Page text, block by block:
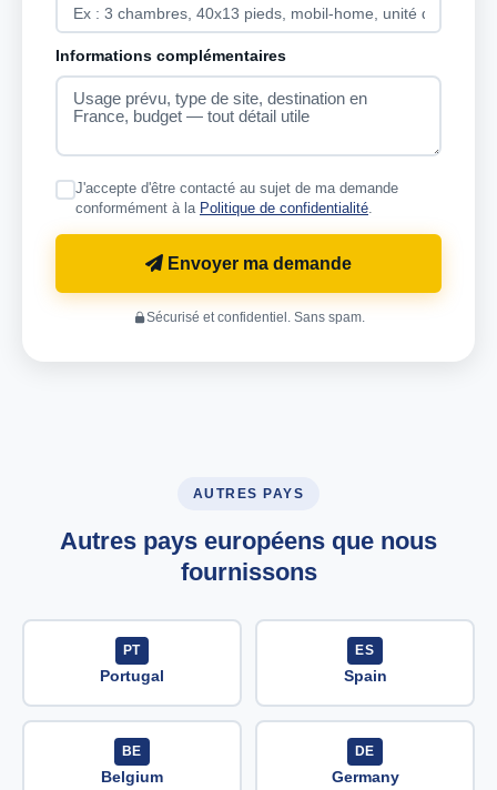
Informations complémentaires
J'accepte d'être contacté au sujet de ma demande
conformément à la Politique de confidentialité.
Envoyer ma demande
Sécurisé et confidentiel. Sans spam.
AUTRES PAYS
Autres pays européens que nous
fournissons
PT
Portugal
ES
Spain
BE
Belgium
DE
Germany